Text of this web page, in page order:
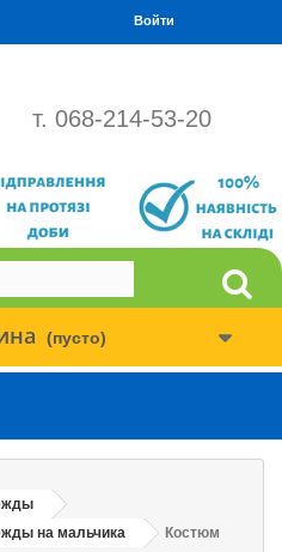
Войти
т. 068-214-53-20
(пусто)
на мальчика
Костюм